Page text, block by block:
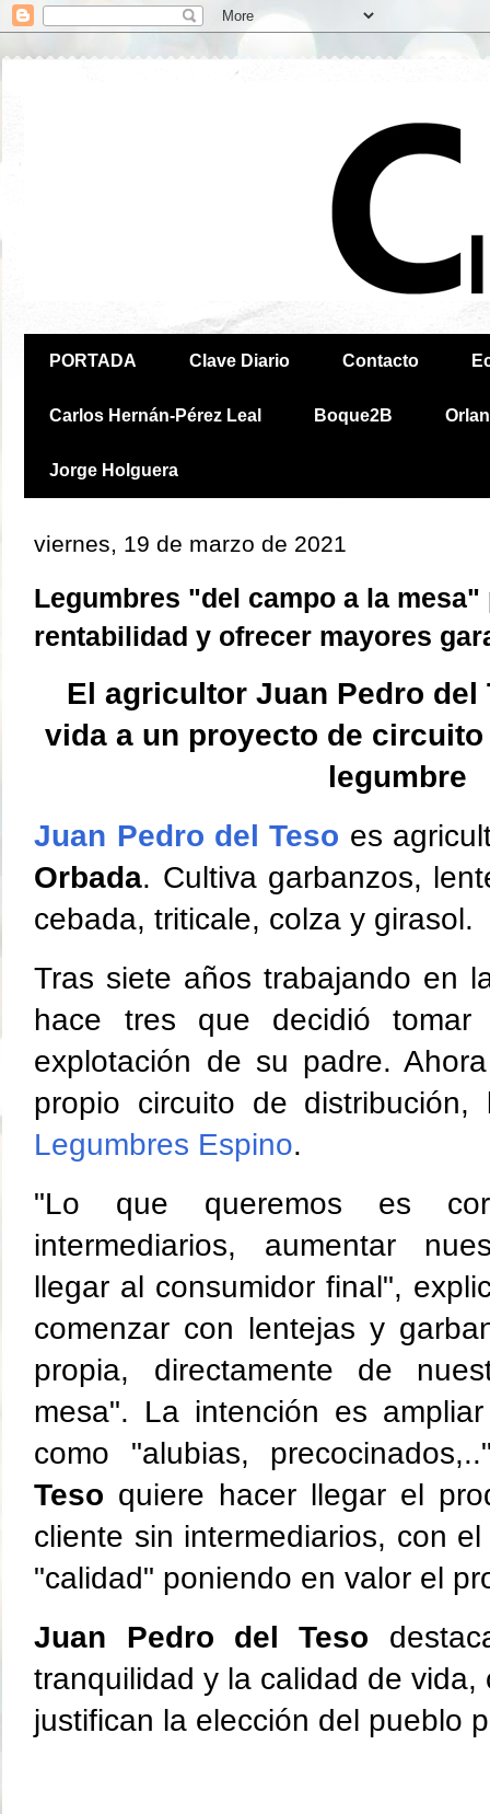
PORTADA Clave Diario Contacto
Carlos Hernán-Pérez Leal Boque2B
Jorge Holguera
viernes, 19 de marzo de 2021
Legumbres "del campo a la
rentabilidad y ofrecer mayores
El agricultor Juan Pedro del
vida a un proyecto de
legumbre
Juan Pedro del Teso es
Orbada. Cultiva garbanzos,
cebada, triticale, colza y girasol.
Tras siete años trabajando en
hace tres que decidió
explotación de su padre.
propio circuito de
Legumbres Espino.
"Lo que queremos es
intermediarios, aumentar
llegar al consumidor final",
comenzar con lentejas y
propia, directamente de
mesa". La intención es
como "alubias,
Teso quiere hacer llegar el
cliente sin intermediarios, con
"calidad" poniendo en valor el
Juan Pedro del Teso
tranquilidad y la calidad de vida,
justifican la elección del pueblo